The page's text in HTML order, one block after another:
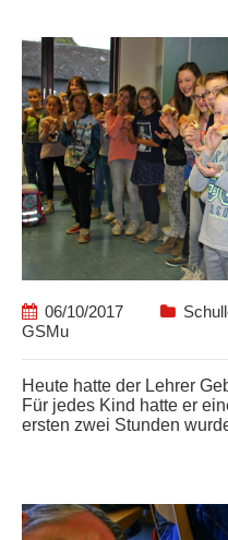
06/10/2017
GSMu
Heute hatte der Lehrer
Für jedes Kind hatte er
ersten zwei Stunden